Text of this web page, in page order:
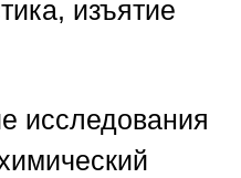
изъятие
исследования